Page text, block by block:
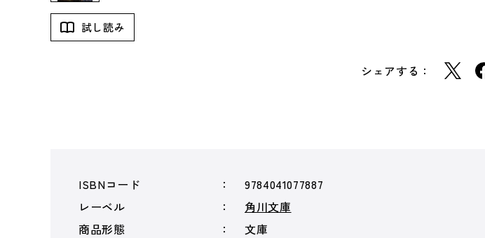
試し読み
シェアする：
ISBNコード
9784041077887
レーベル
角川文庫
商品形態
文庫